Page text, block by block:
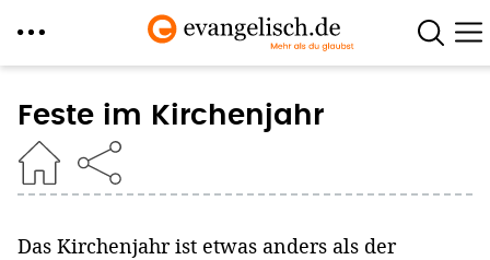
zum
Inhalt
Feste im Kirchenjahr
Das Kirchenjahr ist etwas anders als der